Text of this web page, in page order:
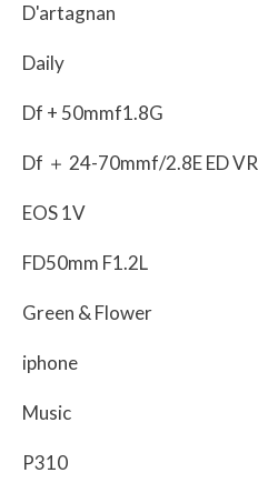
D'artagnan
Daily
Df + 50mmf1.8G
Df ＋ 24-70mmf/2.8E ED VR
EOS 1V
FD50mm F1.2L
Green & Flower
iphone
Music
P310